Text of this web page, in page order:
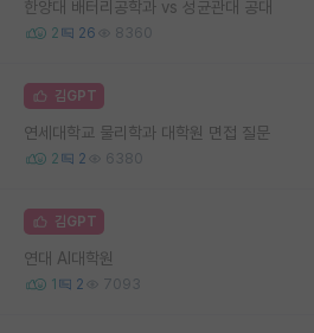
한양대 배터리공학과 vs 성균관대 공대
2 26 8360
김GPT
연세대학교 물리학과 대학원 면접 질문
2 2 6380
김GPT
연대 AI대학원
1 2 7093